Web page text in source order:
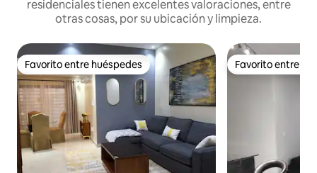
residenciales tienen excelentes valoraciones, entre
otras cosas, por su ubicación y limpieza.
Favorito entre huéspedes
Favorito entre huéspedes Favorito entre
Favorito entre